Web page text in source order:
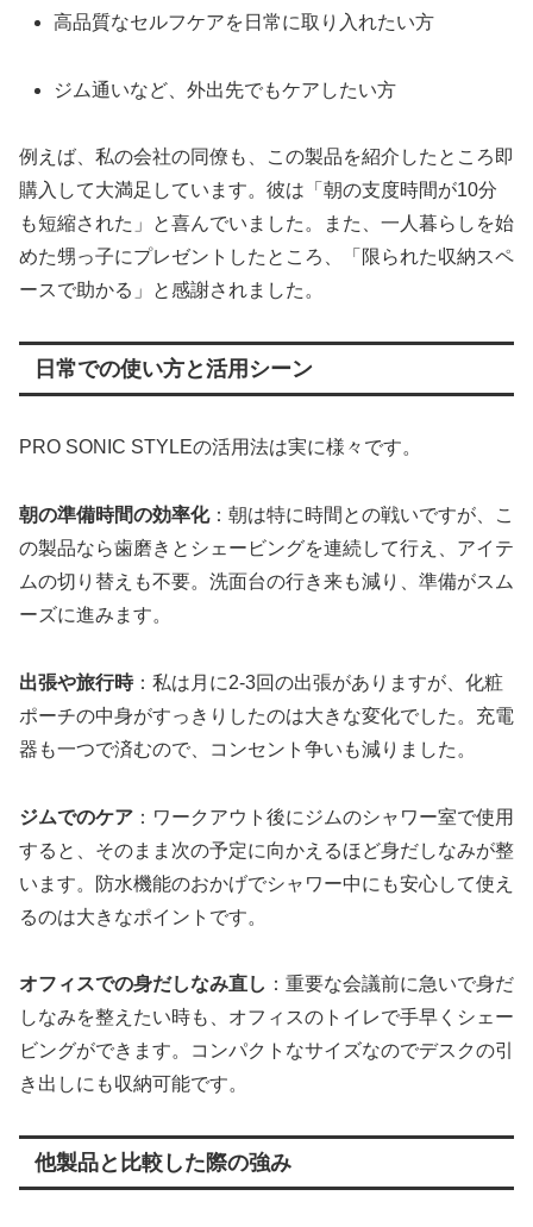
高品質なセルフケアを日常に取り入れたい方
ジム通いなど、外出先でもケアしたい方
例えば、私の会社の同僚も、この製品を紹介したところ即
購入して大満足しています。彼は「朝の支度時間が10分
も短縮された」と喜んでいました。また、一人暮らしを始
めた甥っ子にプレゼントしたところ、「限られた収納スペ
ースで助かる」と感謝されました。
日常での使い方と活用シーン
PRO SONIC STYLEの活用法は実に様々です。
朝の準備時間の効率化：朝は特に時間との戦いですが、こ
の製品なら歯磨きとシェービングを連続して行え、アイテ
ムの切り替えも不要。洗面台の行き来も減り、準備がスム
ーズに進みます。
出張や旅行時：私は月に2-3回の出張がありますが、化粧
ポーチの中身がすっきりしたのは大きな変化でした。充電
器も一つで済むので、コンセント争いも減りました。
ジムでのケア ：ワークアウト後にジムのシャワー室で使用
すると、そのまま次の予定に向かえるほど身だしなみが整
います。防水機能のおかげでシャワー中にも安心して使え
るのは大きなポイントです。
オフィスでの身だしなみ直し ：重要な会議前に急いで身だ
しなみを整えたい時も、オフィスのトイレで手早くシェー
ビングができます。コンパクトなサイズなのでデスクの引
き出しにも収納可能です。
他製品と比較した際の強み